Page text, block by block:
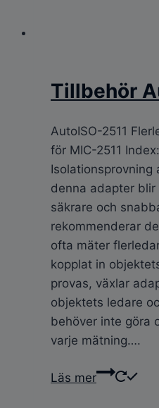
Tillbehör
AutoISO-2511
för MIC-2511
Isolationsprovning
denna adapter blir
säkrare och
rekommenderar
ofta mäter
kopplat in
provas, växlar
objektets ledare
behöver inte göra
varje mätning….
Läs mer